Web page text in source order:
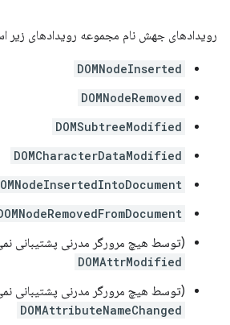
رویدادهای جهش نام مجموعه رویدادهای زیر
DOMNodeInserted
DOMNodeRemoved
DOMSubtreeModified
DOMCharacterDataModified
(توسط هیچ مرورگر مدرنی پشتیبانی
DOMAttrModified
(توسط هیچ مرورگر مدرنی پشتیبانی
DOMAttributeNameChanged